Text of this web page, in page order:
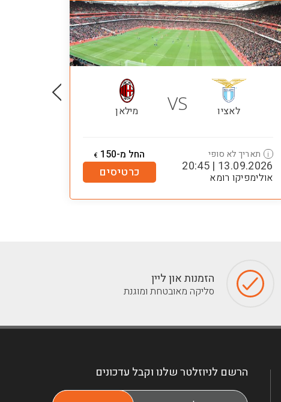
לאציו VS מילאן
i תאריך לא סופי
13.09.2026 | 20:45
אולימפיקו רומא
החל מ-150 €
כרטיסים
הזמנות און ליין
סליקה מאובטחת ומוגנת
הרשם לניוזלטר שלנו וקבל עדכונים